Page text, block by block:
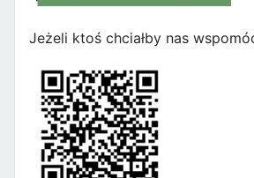
Jeżeli ktoś chciałby nas